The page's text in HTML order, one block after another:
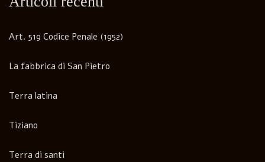
Art. 519 Codice Penale (1952)
La fabbrica di San Pietro
Terra latina
Tiziano
Terra di santi